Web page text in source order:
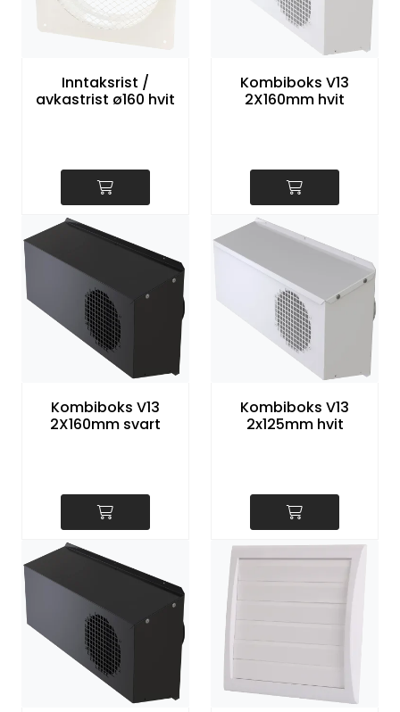
Inntaksrist /
avkastrist ø160 hvit
Kombiboks V13
2X160mm hvit
Kombiboks V13
2X160mm svart
Kombiboks V13
2x125mm hvit